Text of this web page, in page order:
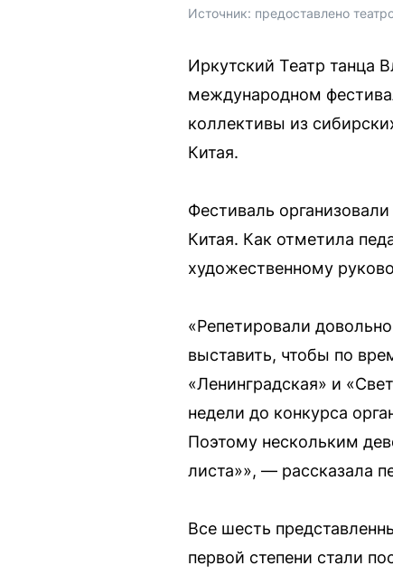
Источник: предоставлено
Иркутский Театр танца
международном
коллективы из
Китая.
Фестиваль
Китая. Как отметила
художественному
«Репетировали
выставить, чтобы по
«Ленинградская» и
недели до конкурса
Поэтому нескольким
листа»», — рассказала
Все шесть
первой степени стали